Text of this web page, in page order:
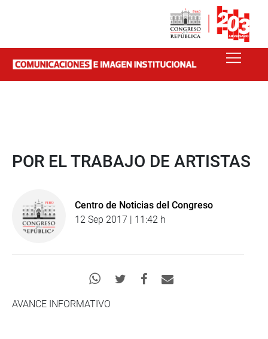
POR EL TRABAJO DE ARTISTAS
Centro de Noticias del Congreso
12 Sep 2017 | 11:42 h
AVANCE INFORMATIVO